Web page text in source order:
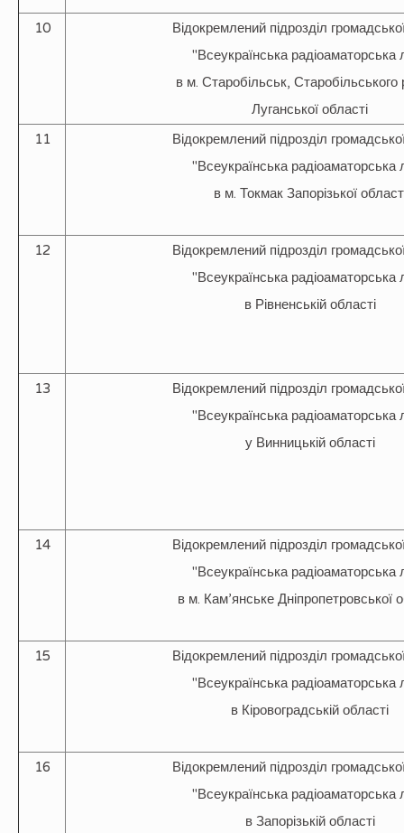
10
Відокремлений підрозділ
"Всеукраїнська радіоаматорська
в м. Старобільськ, Старобільського
Луганської області
11
Відокремлений підрозділ
"Всеукраїнська радіоаматорська
в м. Токмак Запорізької
12
Відокремлений підрозділ
"Всеукраїнська радіоаматорська
в Рівненській області
13
Відокремлений підрозділ
"Всеукраїнська радіоаматорська
у Винницькій області
14
Відокремлений підрозділ
"Всеукраїнська радіоаматорська
в м. Кам’янське Дніпропетровської
15
Відокремлений підрозділ
"Всеукраїнська радіоаматорська
в Кіровоградській області
16
Відокремлений підрозділ
"Всеукраїнська радіоаматорська
в Запорізькій області